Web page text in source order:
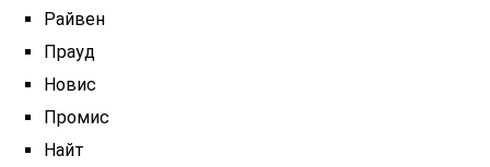
Райвен
Прауд
Новис
Промис
Найт